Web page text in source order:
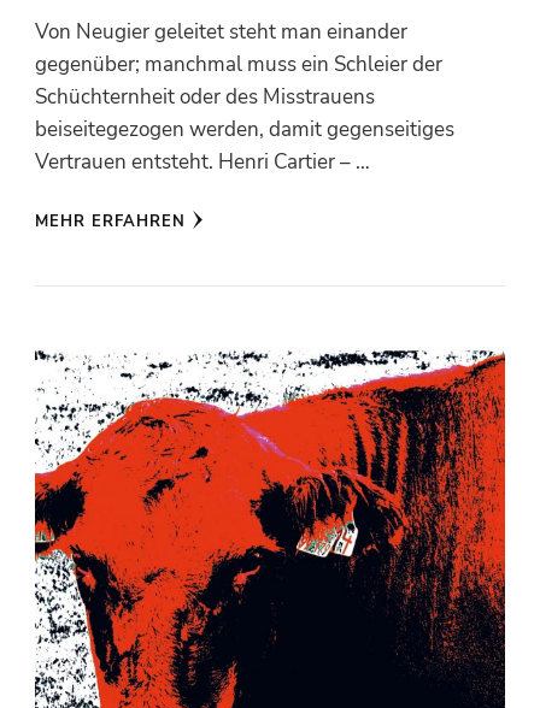
Von Neugier geleitet steht man einander
gegenüber; manchmal muss ein Schleier der
Schüchternheit oder des Misstrauens
beiseitegezogen werden, damit gegenseitiges
Vertrauen entsteht. Henri Cartier – …
MEHR ERFAHREN